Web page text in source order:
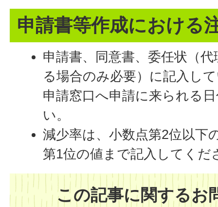
申請書等作成における
申請書、同意書、委任状（
る場合のみ必要）に記入し
申請窓口へ申請に来られる
い。
減少率は、小数点第2位以下
第1位の値まで記入してくだ
この記事に関するお